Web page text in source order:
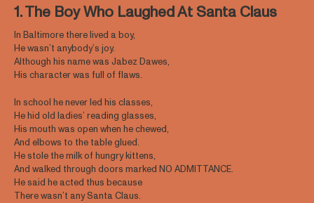
1. The Boy Who Laughed At Santa Claus
In Baltimore there lived a boy,
He wasn’t anybody’s joy.
Although his name was Jabez Dawes,
His character was full of flaws.
In school he never led his classes,
He hid old ladies’ reading glasses,
His mouth was open when he chewed,
And elbows to the table glued.
He stole the milk of hungry kittens,
And walked through doors marked NO ADMITTANCE.
He said he acted thus because
There wasn’t any Santa Claus.